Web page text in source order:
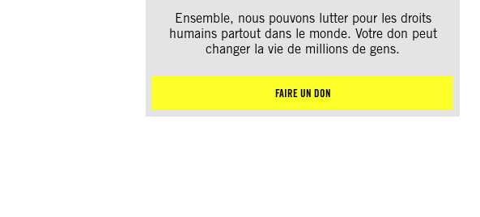
Ensemble, nous pouvons lutter pour les droits
humains partout dans le monde. Votre don peut
changer la vie de millions de gens.
FAIRE UN DON